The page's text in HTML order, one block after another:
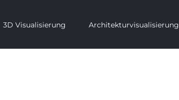
3D Visualisierung Architekturvisualisierung